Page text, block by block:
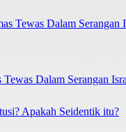
Dalam Serangan